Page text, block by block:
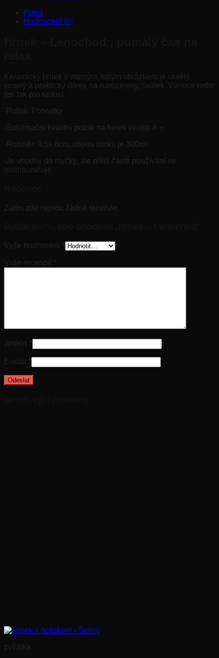
Popis
Hodnocení (0)
Keramický hrnek s vtipným, milým obrázkem je skvělý,
veselý a praktický dárek na narozeniny, svátek, Vánoce nebo
jen tak pro radost.
-Potisk: Pohodky
-Sublimační kvalitní potisk na hrnek kvality A +
-Rozměr: 9,5x 8cm, objem hrnku je 300ml
-Je vhodný do myčky, ale příliš časté používání se
nedoporučuje
Zatím zde nejsou žádné recenze.
Vaše hodnocení
Vaše recenze
Jméno